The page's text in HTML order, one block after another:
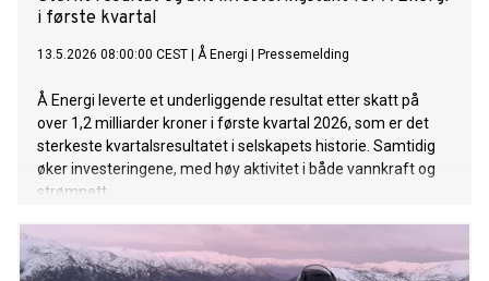
i første kvartal
13.5.2026 08:00:00 CEST Å Energi Pressemelding
Å Energi leverte et underliggende resultat etter skatt på
over 1,2 milliarder kroner i første kvartal 2026, som er det
sterkeste kvartalsresultatet i selskapets historie. Samtidig
øker investeringene, med høy aktivitet i både vannkraft og
strømnett.